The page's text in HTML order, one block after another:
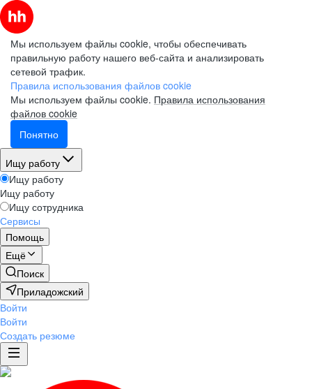
Мы используем файлы cookie, чтобы обеспечивать
правильную работу нашего веб-сайта и анализировать
сетевой трафик.
Правила использования файлов cookie
Мы используем файлы cookie. Правила использования
файлов cookie
Понятно
Ищу работу
Ищу работу
Ищу работу
Ищу сотрудника
Сервисы
Помощь
Ещё
Поиск
Приладожский
Войти
Войти
Создать резюме